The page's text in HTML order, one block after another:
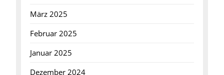
März 2025
Februar 2025
Januar 2025
Dezember 2024